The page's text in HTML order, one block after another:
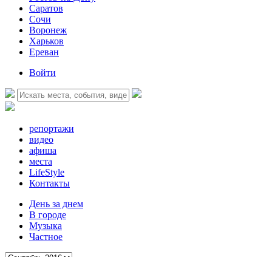
Саратов
Сочи
Воронеж
Харьков
Ереван
Войти
репортажи
видео
афиша
места
LifeStyle
Контакты
День за днем
В городе
Музыка
Частное